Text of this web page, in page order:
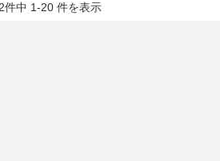
件中 1-20 件を表示